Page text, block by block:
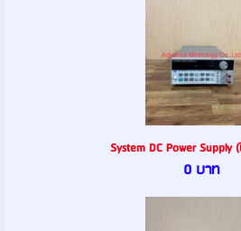
System DC Power Supply
0 บาท